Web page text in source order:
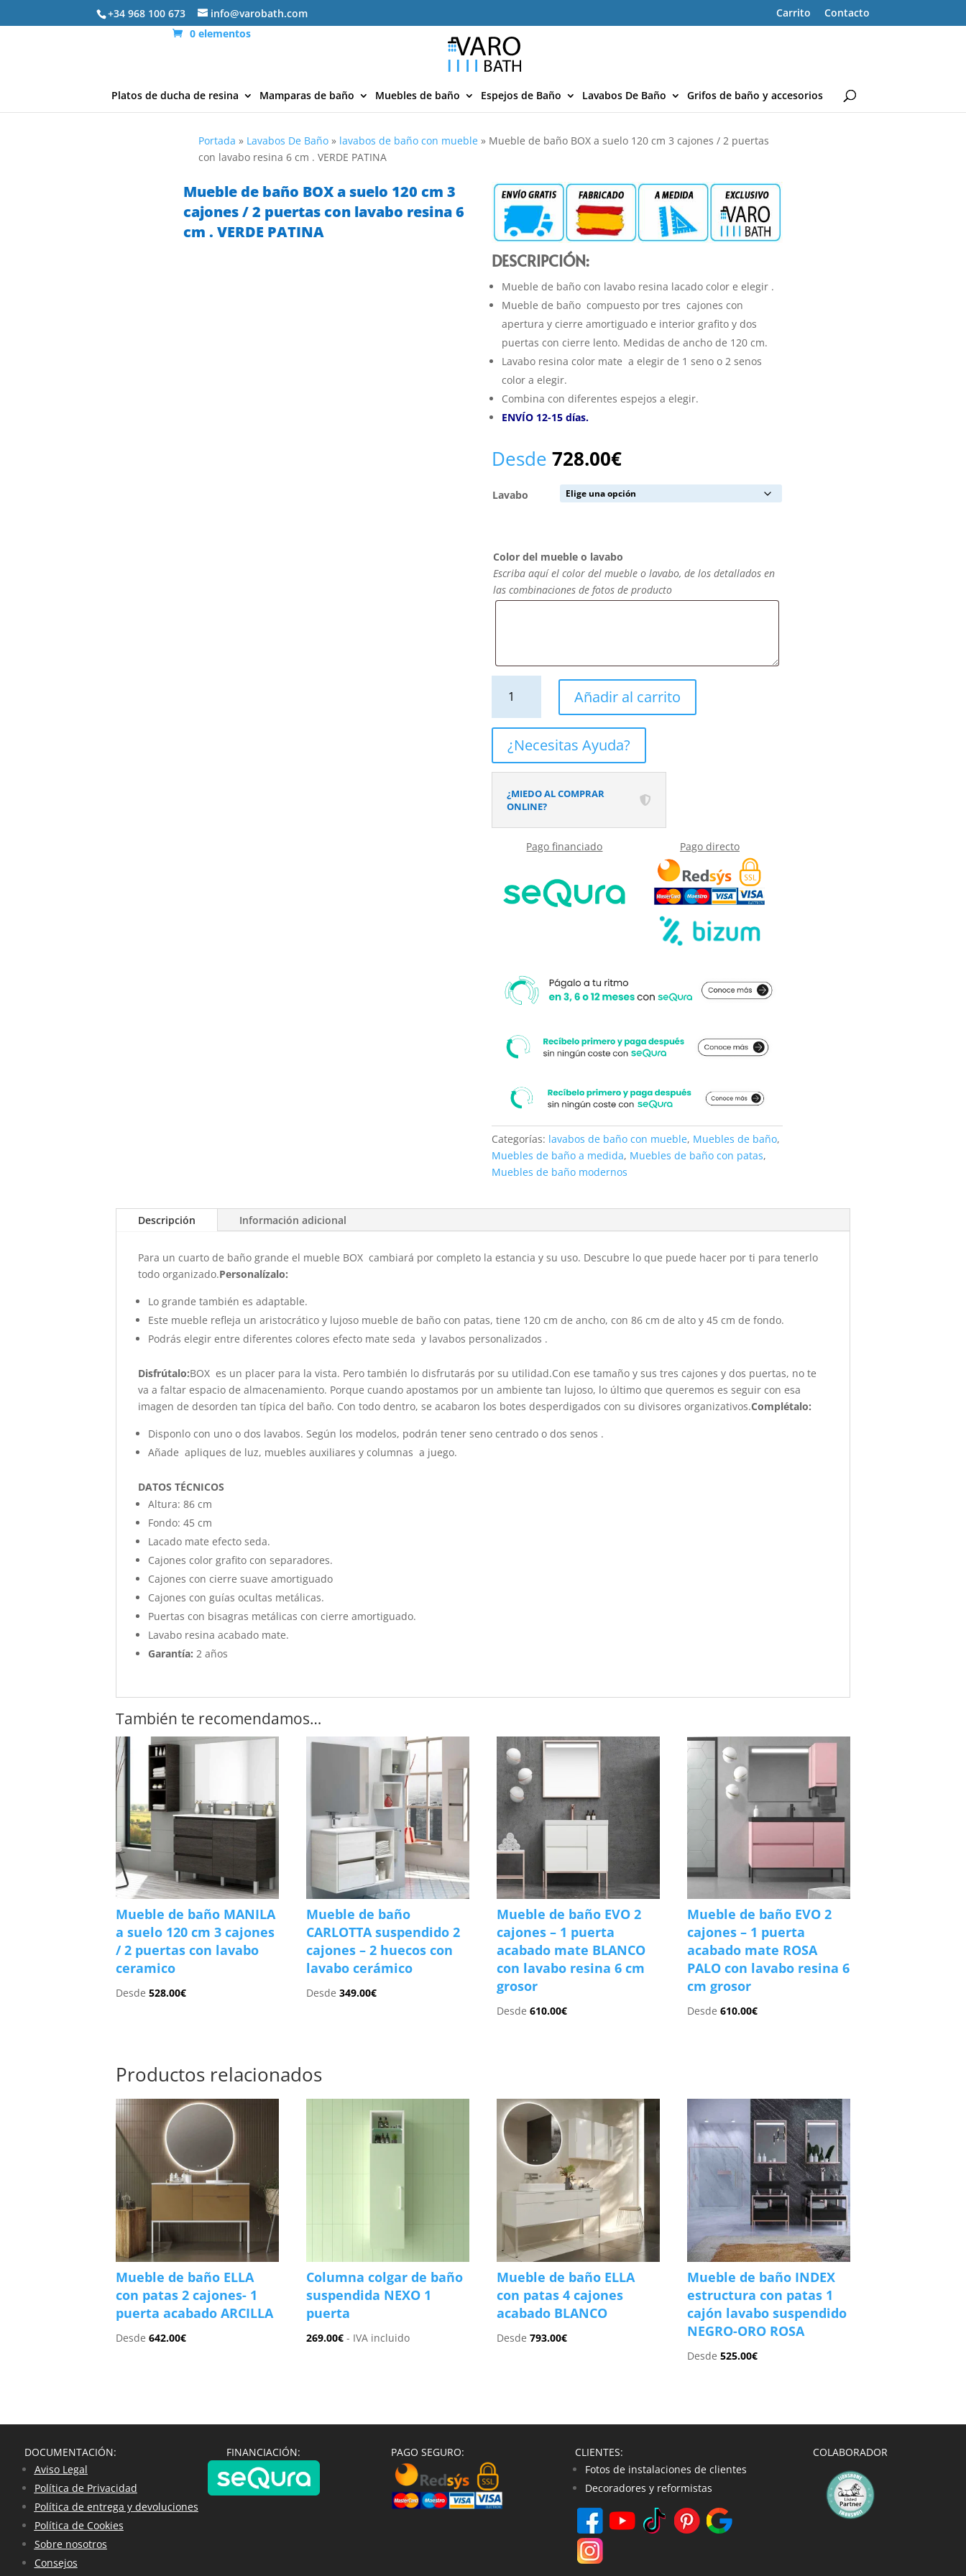
+34 968 100 673 info@varobath.com Carrito
Contacto
0 elementos
Platos de ducha de resina Mamparas de baño Muebles de baño Espejos de Baño Lavabos De Baño Grifos de baño y accesorios
Portada » Lavabos De Baño » lavabos de baño con mueble » Mueble de baño BOX a suelo 120 cm 3 cajones / 2 puertas
con lavabo resina 6 cm . VERDE PATINA
Mueble de baño BOX a suelo 120 cm 3
cajones / 2 puertas con lavabo resina 6
cm . VERDE PATINA
DESCRIPCIÓN:
Mueble de baño con lavabo resina lacado color e elegir .
Mueble de baño compuesto por tres cajones con
apertura y cierre amortiguado e interior grafito y dos
puertas con cierre lento. Medidas de ancho de 120 cm.
Lavabo resina color mate a elegir de 1 seno o 2 senos
color a elegir.
Combina con diferentes espejos a elegir.
ENVÍO 12-15 días.
Desde728.00€
Lavabo
Color del mueble o lavabo
Escriba aquí el color del mueble o lavabo, de los detallados en
las combinaciones de fotos de producto
baño
BOX
suelo
cm
cajones
puertas
con
VERDE
Añadir al carrito
¿Necesitas Ayuda?
¿MIEDO AL COMPRAR
ONLINE?
Pago financiado Pago directo
Categorías: lavabos de baño con mueble, Muebles de baño,
Muebles de baño a medida, Muebles de baño con patas,
Muebles de baño modernos
Descripción Información adicional
Para un cuarto de baño grande el mueble BOX cambiará por completo la estancia y su uso. Descubre lo que puede hacer por ti para tenerlo
todo organizado.Personalízalo:
Lo grande también es adaptable.
Este mueble refleja un aristocrático y lujoso mueble de baño con patas, tiene 120 cm de ancho, con 86 cm de alto y 45 cm de fondo.
Podrás elegir entre diferentes colores efecto mate seda y lavabos personalizados .
Disfrútalo:BOX es un placer para la vista. Pero también lo disfrutarás por su utilidad.Con ese tamaño y sus tres cajones y dos puertas, no te
va a faltar espacio de almacenamiento. Porque cuando apostamos por un ambiente tan lujoso, lo último que queremos es seguir con esa
imagen de desorden tan típica del baño. Con todo dentro, se acabaron los botes desperdigados con su divisores organizativos.Complétalo:
Disponlo con uno o dos lavabos. Según los modelos, podrán tener seno centrado o dos senos .
Añade apliques de luz, muebles auxiliares y columnas a juego.
DATOS TÉCNICOS
Altura: 86 cm
Fondo: 45 cm
Lacado mate efecto seda.
Cajones color grafito con separadores.
Cajones con cierre suave amortiguado
Cajones con guías ocultas metálicas.
Puertas con bisagras metálicas con cierre amortiguado.
Lavabo resina acabado mate.
Garantía: 2 años
También te recomendamos…
Mueble de baño MANILA
a suelo 120 cm 3 cajones
/ 2 puertas con lavabo
ceramico
Desde528.00€
Mueble de baño
CARLOTTA suspendido 2
cajones – 2 huecos con
lavabo cerámico
Desde349.00€
Mueble de baño EVO 2
cajones – 1 puerta
acabado mate BLANCO
con lavabo resina 6 cm
grosor
Desde610.00€
Mueble de baño EVO 2
cajones – 1 puerta
acabado mate ROSA
PALO con lavabo resina 6
cm grosor
Desde610.00€
Productos relacionados
Mueble de baño ELLA
con patas 2 cajones- 1
puerta acabado ARCILLA
Desde642.00€
Columna colgar de baño
suspendida NEXO 1
puerta
269.00€ - IVA incluido
Mueble de baño ELLA
con patas 4 cajones
acabado BLANCO
Desde793.00€
Mueble de baño INDEX
estructura con patas 1
cajón lavabo suspendido
NEGRO-ORO ROSA
Desde525.00€
DOCUMENTACIÓN:
Aviso Legal
Política de Privacidad
Política de entrega y devoluciones
Política de Cookies
Sobre nosotros
Consejos
FINANCIACIÓN: PAGO SEGURO:
CLIENTES:
Fotos de instalaciones de clientes
Decoradores y reformistas
COLABORADOR